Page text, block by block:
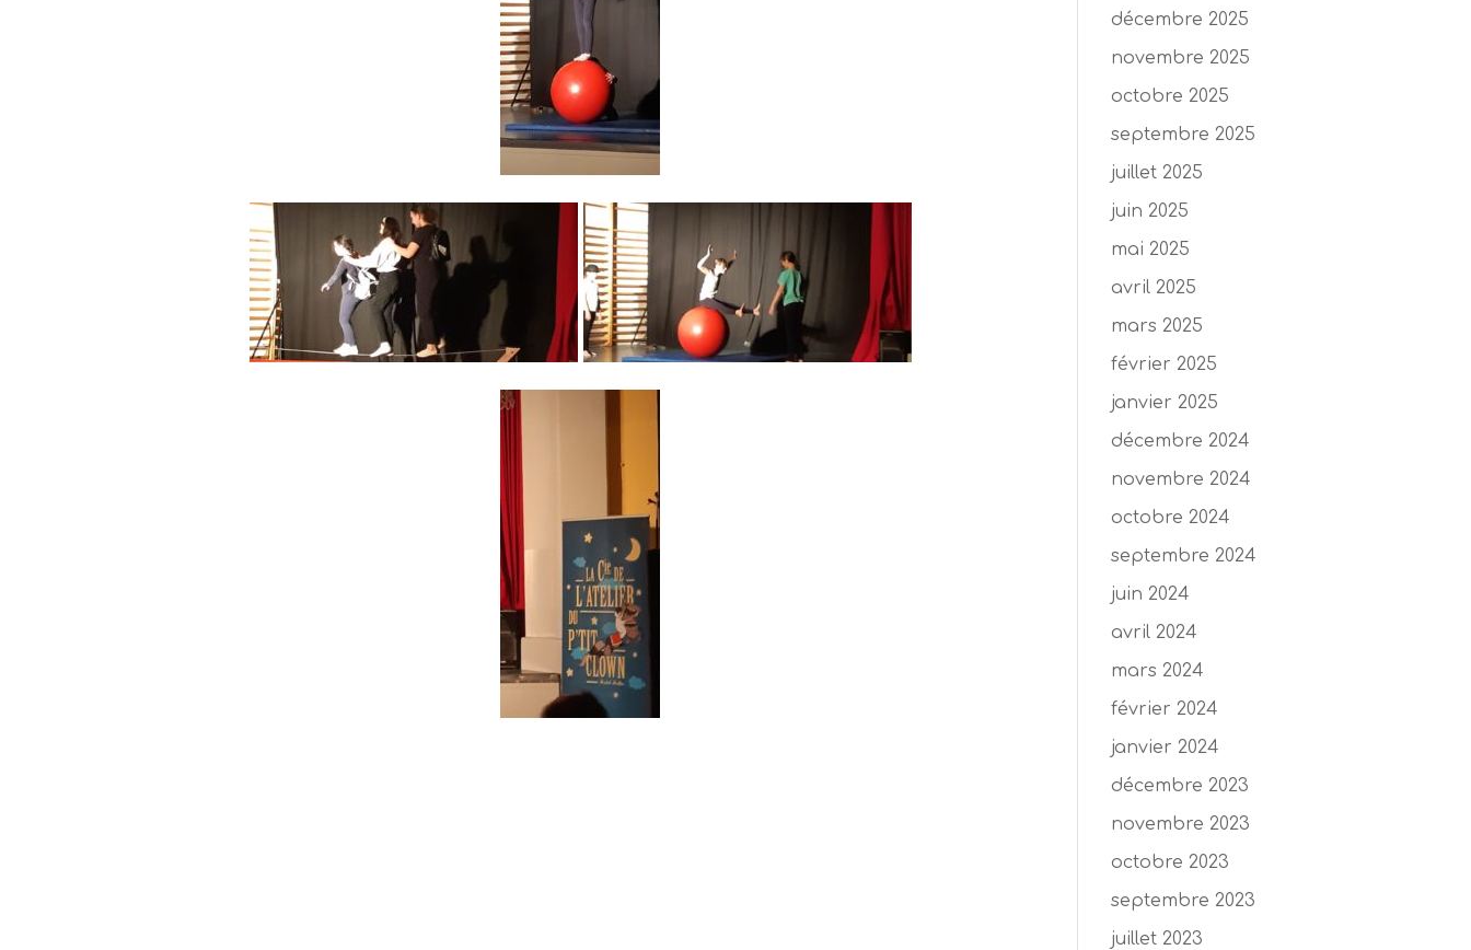
décembre 2025
novembre 2025
octobre 2025
septembre 2025
juillet 2025
juin 2025
mai 2025
avril 2025
mars 2025
février 2025
janvier 2025
décembre 2024
novembre 2024
octobre 2024
septembre 2024
juin 2024
avril 2024
mars 2024
février 2024
janvier 2024
décembre 2023
novembre 2023
octobre 2023
septembre 2023
juillet 2023